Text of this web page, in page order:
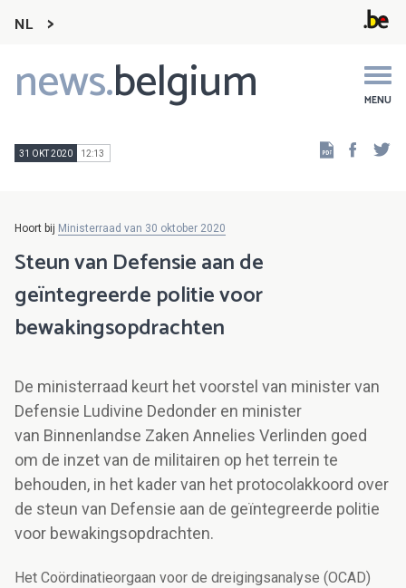
NL
news.belgium MENU
Main
navigation
31 OKT 2020 12:13
Hoort bij Ministerraad van 30 oktober 2020
Steun van Defensie aan de
geïntegreerde politie voor
bewakingsopdrachten
De ministerraad keurt het voorstel van minister van
Defensie Ludivine Dedonder en minister
van Binnenlandse Zaken Annelies Verlinden goed
om de inzet van de militairen op het terrein te
behouden, in het kader van het protocolakkoord over
de steun van Defensie aan de geïntegreerde politie
voor bewakingsopdrachten.
Het Coördinatieorgaan voor de dreigingsanalyse (OCAD)